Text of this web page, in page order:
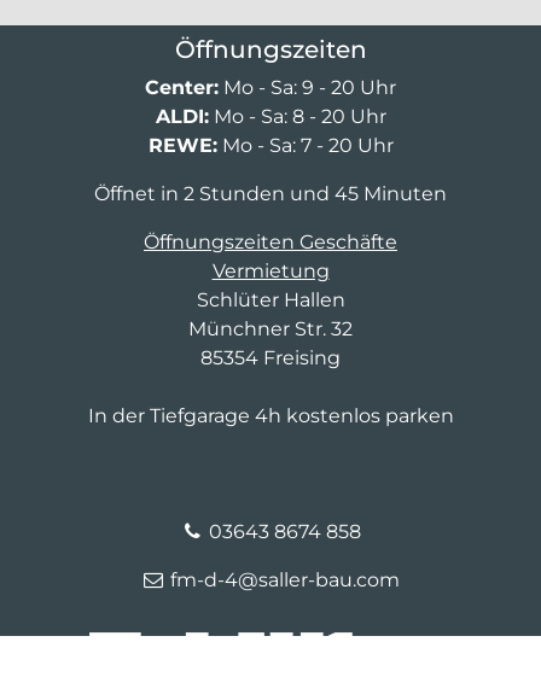
Öffnungszeiten
Center: Mo - Sa: 9 - 20 Uhr
ALDI:Mo - Sa: 8 - 20 Uhr
REWE:Mo - Sa: 7 - 20 Uhr
Öffnet in 2 Stunden und 45 Minuten
Öffnungszeiten Geschäfte
Vermietung
Schlüter Hallen
Münchner Str. 32
85354 Freising
In der Tiefgarage 4h kostenlos parken
03643 8674 858
fm-d-4@saller-bau.com